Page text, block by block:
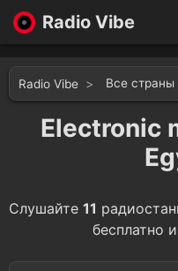
Radio Vibe
New
Genres
Likes
Top 100
Radio Vibe Все страны
Electronic
Слушайте 11
бесплатно